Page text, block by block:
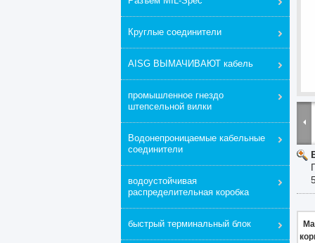
Круглые соединители
AISG ВЫМАЧИВАЮТ кабель
промышленное гнездо
штепсельной вилки
Водонепроницаемые кабельные
соединители
водоустойчивая
распределительная коробка
быстрый терминальный блок